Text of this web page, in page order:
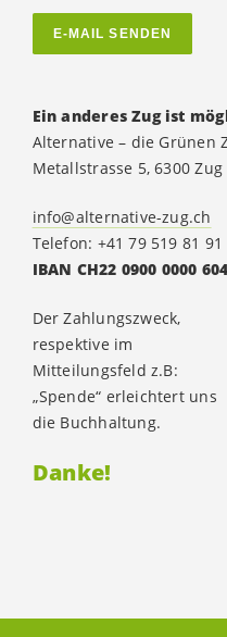
E-MAIL SENDEN
Ein anderes Zug ist
Alternative – die Grünen
Metallstrasse 5, 6300 Zug
info@alternative-zug.ch
Telefon: +41 79 519 81 91
IBAN CH22 0900 0000
Der Zahlungszweck,
respektive im
Mitteilungsfeld z.B:
„Spende“ erleichtert uns
die Buchhaltung.
Danke!